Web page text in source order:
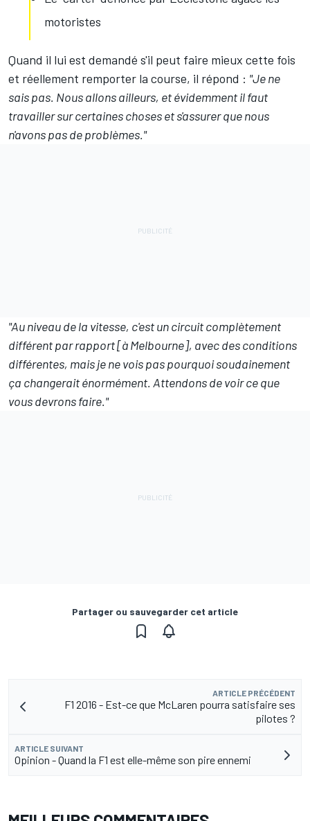
motoristes
Quand il lui est demandé s'il peut faire mieux cette fois
et réellement remporter la course, il répond : "Je ne
sais pas. Nous allons ailleurs, et évidemment il faut
travailler sur certaines choses et s'assurer que nous
n'avons pas de problèmes."
"Au niveau de la vitesse, c'est un circuit complètement
différent par rapport [à Melbourne], avec des conditions
différentes, mais je ne vois pas pourquoi soudainement
ça changerait énormément. Attendons de voir ce que
vous devrons faire."
Partager ou sauvegarder cet article
ARTICLE PRÉCÉDENT
F1 2016 - Est-ce que McLaren pourra satisfaire ses
pilotes ?
ARTICLE SUIVANT
Opinion - Quand la F1 est elle-même son pire ennemi